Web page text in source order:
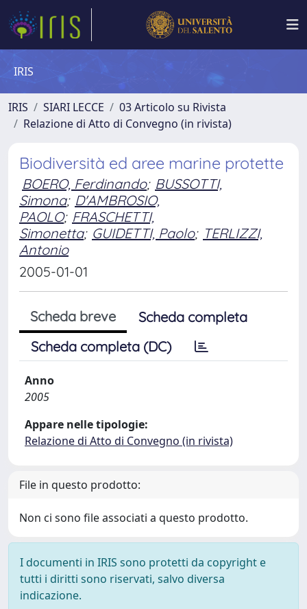
IRIS
IRIS SIARI LECCE
03 Articolo su Rivista
Relazione di Atto di Convegno (in rivista)
Biodiversità ed aree marine protette
BOERO, Ferdinando; BUSSOTTI,
Simona; D'AMBROSIO,
PAOLO; FRASCHETTI,
Simonetta; GUIDETTI, Paolo; TERLIZZI,
Antonio
2005-01-01
Scheda breve
Scheda completa
Scheda completa (DC)
Anno
2005
Appare nelle tipologie:
Relazione di Atto di Convegno (in rivista)
File in questo prodotto:
Non ci sono file associati a questo prodotto.
I documenti in IRIS sono protetti da copyright e
tutti i diritti sono riservati, salvo diversa
indicazione.